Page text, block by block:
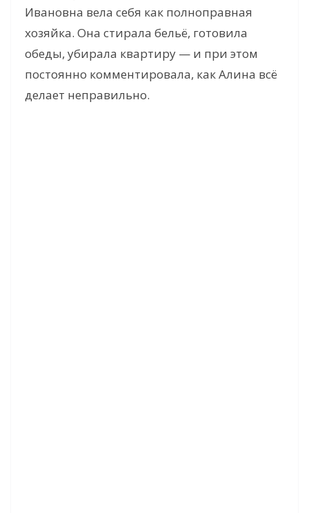
Ивановна вела себя как полноправная
хозяйка. Она стирала бельё, готовила
обеды, убирала квартиру — и при этом
постоянно комментировала, как Алина всё
делает неправильно.